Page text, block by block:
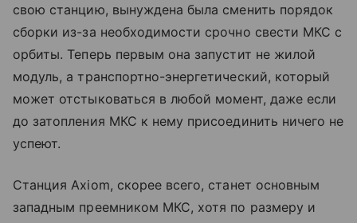
свою станцию, вынуждена была сменить порядок
сборки из-за необходимости срочно свести МКС с
орбиты. Теперь первым она запустит не жилой
модуль, а транспортно-энергетический, который
может отстыковаться в любой момент, даже если
до затопления МКС к нему присоединить ничего не
успеют.
Станция Axiom, скорее всего, станет основным
западным преемником МКС, хотя по размеру и